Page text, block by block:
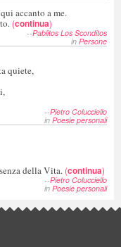
accanto a me.
(continua)
--Pablitos Los Sconditos
in Persone
quiete,
--Pietro Colucciello
in Poesie personali
della Vita. (continua)
--Pietro Colucciello
in Poesie personali